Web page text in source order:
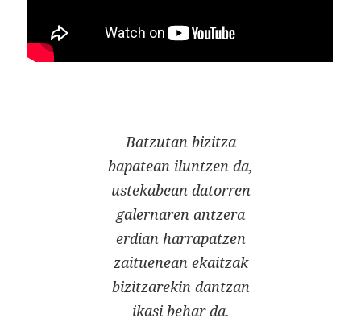
Batzutan bizitza
bapatean iluntzen da,
ustekabean datorren
galernaren antzera
erdian harrapatzen
zaituenean ekaitzak
bizitzarekin dantzan
ikasi behar da.